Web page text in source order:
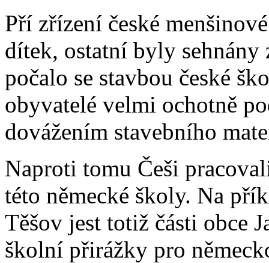
Pří zřízení české
dítek, ostatní byly
počalo se stavbou české
obyvatelé velmi ochotně
dovážením stavebního
Naproti tomu Češi
této německé školy. Na
Těšov jest totiž části obce
školní přirážky pro